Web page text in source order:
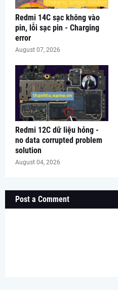
Redmi 14C sạc không vào
pin, lỗi sạc pin - Charging
error
August 07, 2026
Redmi 12C dữ liệu hỏng -
no data corrupted problem
solution
August 04, 2026
Post a Comment